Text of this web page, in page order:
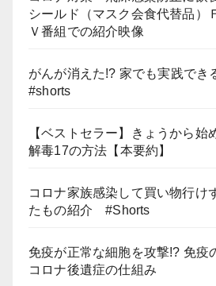
シールド（マスク会食代替品）
Ｖ番組での紹介映像
がんが消えた!? 家でも実践でき
#shorts
【ベストセラー】きょうから始
解毒17の方法【本要約】
コロナ家族感染して買い物行け
たもの紹介 #Shorts
免疫が正常な細胞を攻撃!? 免疫
コロナ後遺症の仕組み